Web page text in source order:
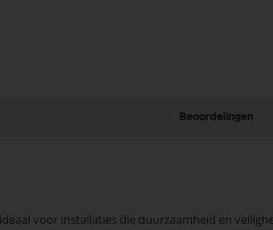
Beoordelingen
voor installaties die duurzaamheid en